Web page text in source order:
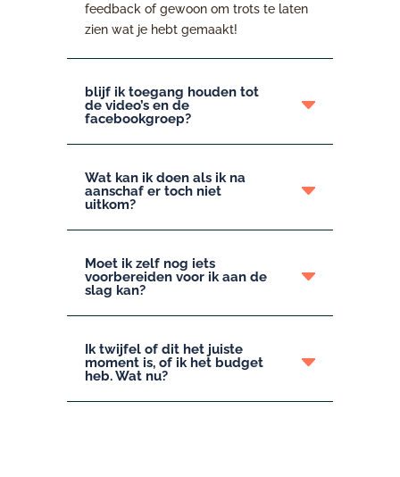
feedback of gewoon om trots te laten
zien wat je hebt gemaakt!
blijf ik toegang houden tot
de video’s en de
facebookgroep?
Wat kan ik doen als ik na
aanschaf er toch niet
uitkom?
Moet ik zelf nog iets
voorbereiden voor ik aan de
slag kan?
Ik twijfel of dit het juiste
moment is, of ik het budget
heb. Wat nu?